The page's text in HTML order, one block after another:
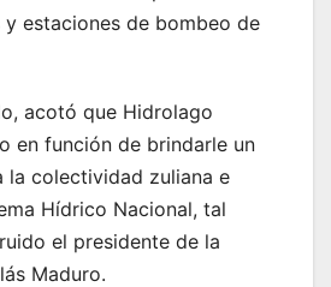
estaciones de bombeo de
acotó que Hidrolago
en función de brindarle un
la colectividad zuliana e
Hídrico Nacional, tal
el presidente de la
Maduro.